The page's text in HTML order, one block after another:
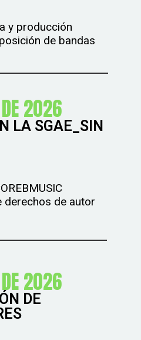
y producción
de bandas
2026
LA SGAE_SIN
derechos de autor
2026
DE